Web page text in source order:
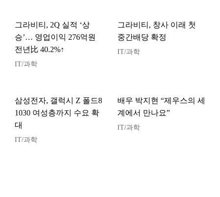
그라비티, 2Q 실적 ‘상
승’… 영업이익 276억원
전년比 40.2%↑
IT/과학
그라비티, 창사 이래 첫
중간배당 확정
IT/과학
삼성전자, 갤럭시 Z 폴드8
1030 여성층까지 수요 확
대
IT/과학
배우 박지현 “제우스의 세
계에서 만나요”
IT/과학